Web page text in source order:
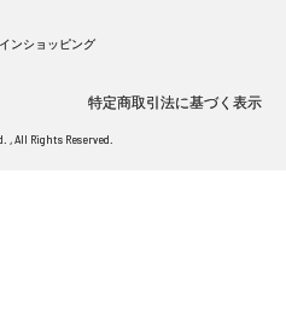
ンショッピング
特定商取引法に基づく表示
All Rights Reserved.